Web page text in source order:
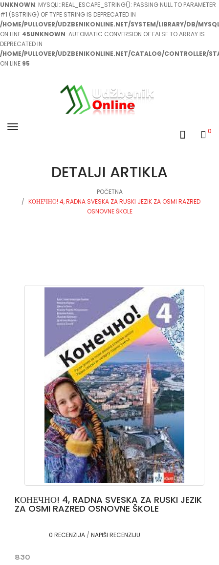
UNKNOWN: MYSQLI::REAL_ESCAPE_STRING(): PASSING NULL TO PARAMETER
#1 ($STRING) OF TYPE STRING IS DEPRECATED IN
/HOME/PULLOVER/UDZBENIKONLINE.NET/SYSTEM/LIBRARY/DB/
ON LINE 45UNKNOWN: AUTOMATIC CONVERSION OF FALSE TO ARRAY IS
DEPRECATED IN
/HOME/PULLOVER/UDZBENIKONLINE.NET/CATALOG/CONTROLLER/
ON LINE 95
0
DETALJI ARTIKLA
POČETNA
KОНЕЧНО! 4, RADNA SVESKA ZA RUSKI JEZIK ZA OSMI RAZRED
OSNOVNE ŠKOLE
KОНЕЧНО! 4, RADNA SVESKA ZA RUSKI JEZIK
ZA OSMI RAZRED OSNOVNE ŠKOLE
0 RECENZIJA / NAPIŠI RECENZIJU
830